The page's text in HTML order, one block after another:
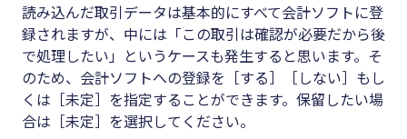
読み込んだ取引データは基本的にすべて会計ソフトに登
録されますが、中には「この取引は確認が必要だから後
で処理したい」というケースも発生すると思います。そ
のため、会計ソフトへの登録を［する］［しない］もし
くは［未定］を指定することができます。保留したい場
合は［未定］を選択してください。